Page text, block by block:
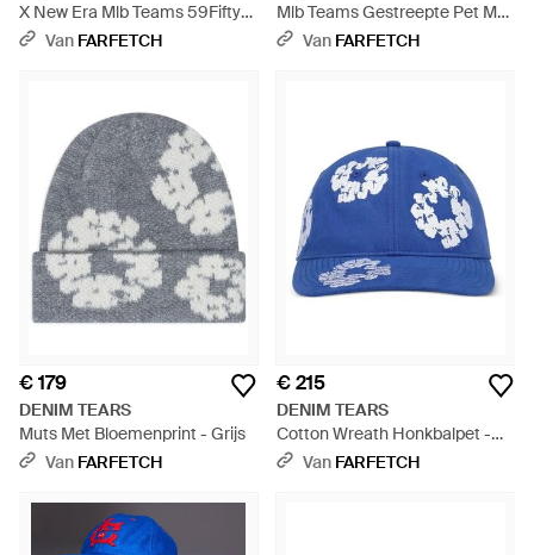
X New Era Mlb Teams 59Fifty
Honkbalpet - Wit
Van FARFETCH
Mlb Teams Gestreepte Pet Met
Logo - Groen
Van FARFETCH
€ 179
DENIM TEARS
Muts Met Bloemenprint - Grijs
Van FARFETCH
€ 215
DENIM TEARS
Cotton Wreath Honkbalpet -
Blauw
Van FARFETCH